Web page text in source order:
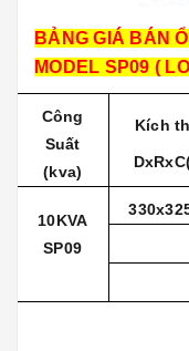
BẢNG GIÁ BÁN
MODEL SP09 (
Công
Suất
(kva)
Kích
10KVA
SP09